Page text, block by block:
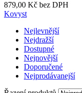
879,00 Kč bez DPH
Kovyst
Nejlevnější
Nejdražší
Dostupné
Nejnovější
Doporučené
Nejprodávanejší